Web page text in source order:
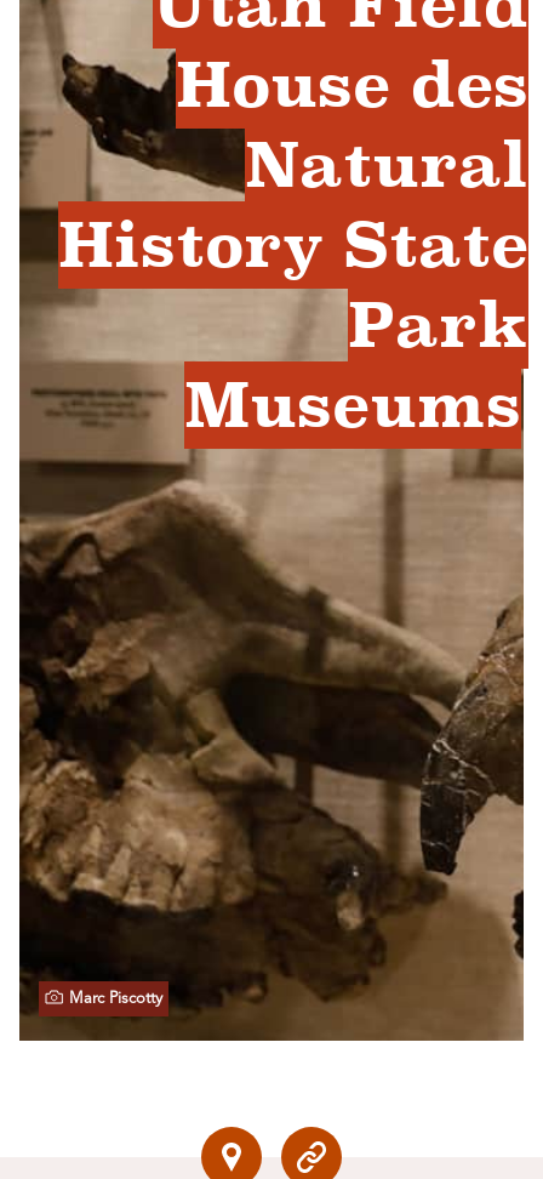
House des
Natural
History State
Park
Museums
Marc Piscotty